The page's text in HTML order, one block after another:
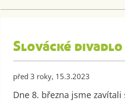
Slovácké divadlo
před 3 roky, 15.3.2023
Dne 8. března jsme